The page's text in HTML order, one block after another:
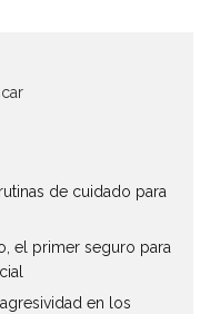
de cuidado para
el primer seguro para
en los